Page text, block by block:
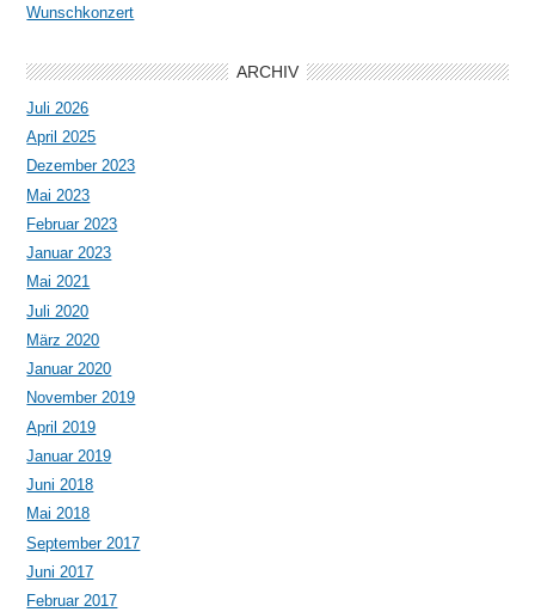
Wunschkonzert
ARCHIV
Juli 2026
April 2025
Dezember 2023
Mai 2023
Februar 2023
Januar 2023
Mai 2021
Juli 2020
März 2020
Januar 2020
November 2019
April 2019
Januar 2019
Juni 2018
Mai 2018
September 2017
Juni 2017
Februar 2017